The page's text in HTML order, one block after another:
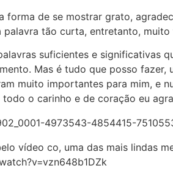
forma de se mostrar grato,
palavra tão curta, entretanto,
suficientes e significativas
Mas é tudo que posso fazer,
muito importantes para mim, e
o carinho e de coração eu
vídeo co, uma das mais lindas